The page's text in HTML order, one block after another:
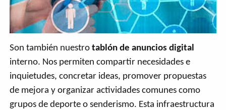
Son también nuestrotablón de anuncios digital
interno. Nos permiten compartir necesidades e
inquietudes, concretar ideas, promover propuestas
de mejora y organizar actividades comunes como
grupos de deporte o senderismo. Esta infraestructura